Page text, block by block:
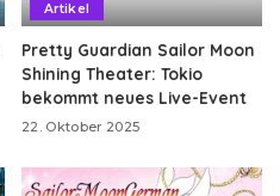
Artikel
Pretty Guardian Sailor Moon
Shining Theater: Tokio
bekommt neues Live-Event
22. Oktober 2025